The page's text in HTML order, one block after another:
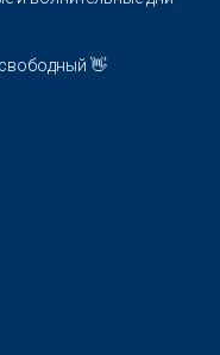
👋